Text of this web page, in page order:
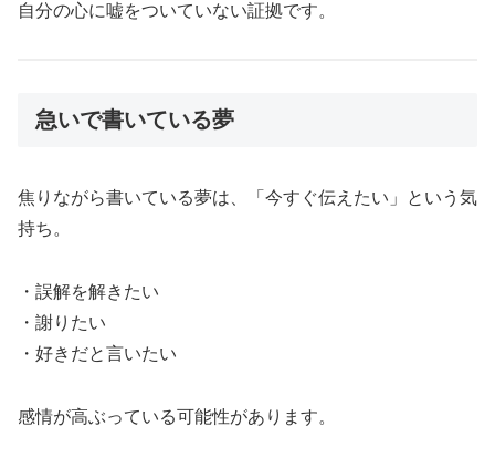
自分の心に嘘をついていない証拠です。
急いで書いている夢
焦りながら書いている夢は、「今すぐ伝えたい」という気
持ち。
・誤解を解きたい
・謝りたい
・好きだと言いたい
感情が高ぶっている可能性があります。